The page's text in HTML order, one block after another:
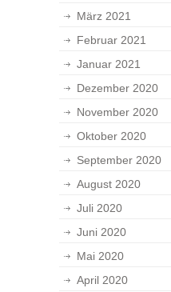
März 2021
Februar 2021
Januar 2021
Dezember 2020
November 2020
Oktober 2020
September 2020
August 2020
Juli 2020
Juni 2020
Mai 2020
April 2020